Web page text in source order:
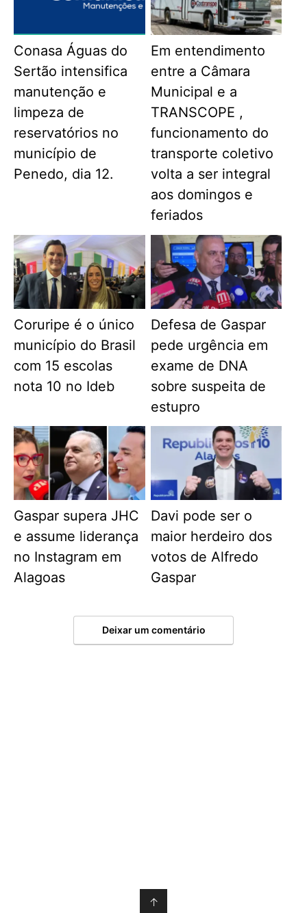
Conasa Águas do
Sertão intensifica
manutenção e
limpeza de
reservatórios no
município de
Penedo, dia 12.
Em entendimento
entre a Câmara
Municipal e a
TRANSCOPE ,
funcionamento do
transporte coletivo
volta a ser integral
aos domingos e
feriados
Coruripe é o único
município do Brasil
com 15 escolas
nota 10 no Ideb
Defesa de Gaspar
pede urgência em
exame de DNA
sobre suspeita de
estupro
Gaspar supera JHC
e assume liderança
no Instagram em
Alagoas
Davi pode ser o
maior herdeiro dos
votos de Alfredo
Gaspar
Deixar um comentário
↑